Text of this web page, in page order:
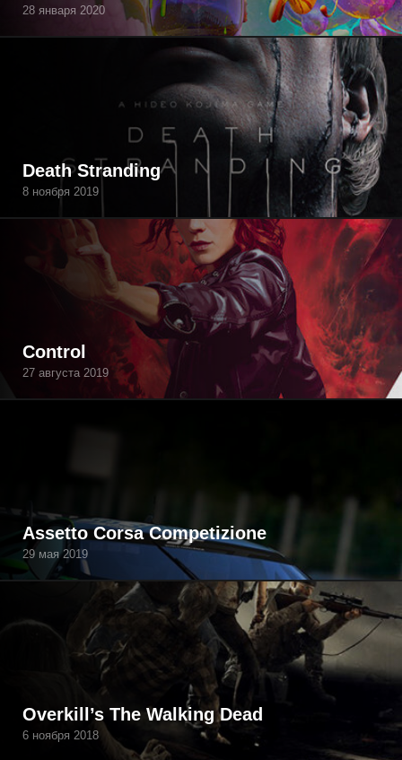
28 января 2020
Death Stranding
8 ноября 2019
Control
27 августа 2019
Assetto Corsa Competizione
29 мая 2019
Overkill’s The Walking Dead
6 ноября 2018